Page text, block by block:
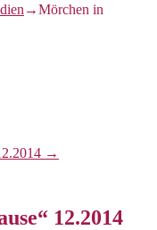
→Mörchen in
→
12.2014